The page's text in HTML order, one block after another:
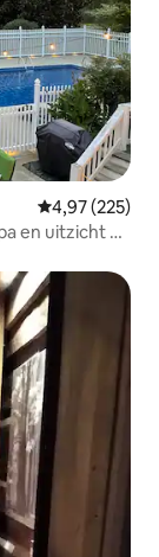
Gemiddelde
4,97 (225)
en uitzicht op